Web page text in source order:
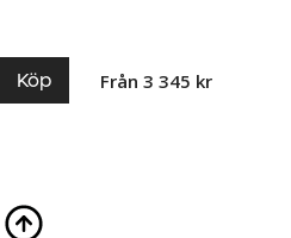
Köp Från 3 345 kr